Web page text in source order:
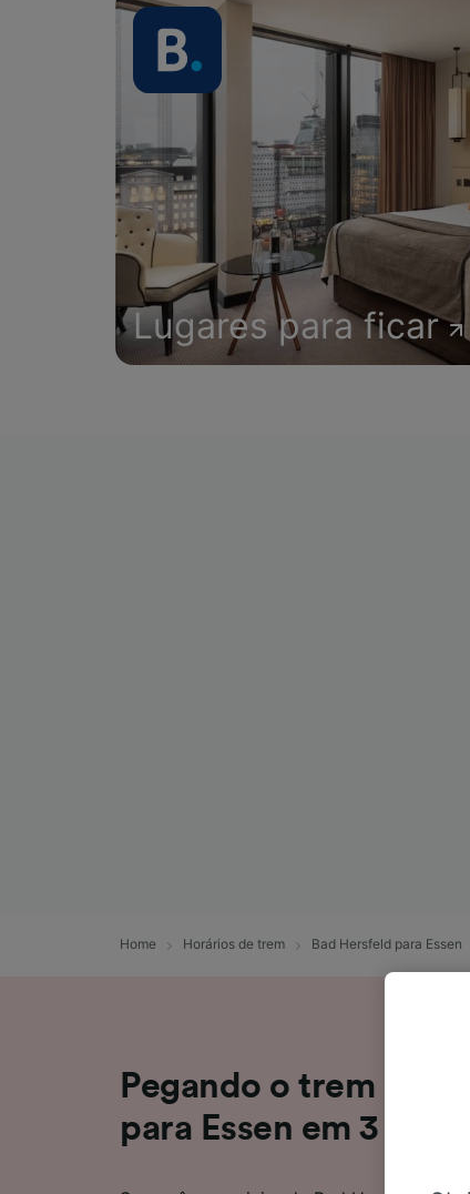
Lugares para ficar
Home Horários de trem Bad Hersfeld para Essen
Pegando o trem de
para Essen em 3